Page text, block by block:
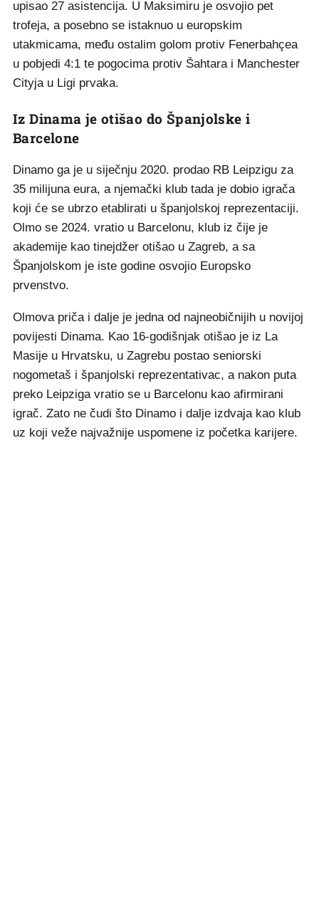
upisao 27 asistencija. U Maksimiru je osvojio pet
trofeja, a posebno se istaknuo u europskim
utakmicama, među ostalim golom protiv Fenerbahçea
u pobjedi 4:1 te pogocima protiv Šahtara i Manchester
Cityja u Ligi prvaka.
Iz Dinama je otišao do Španjolske i
Barcelone
Dinamo ga je u siječnju 2020. prodao RB Leipzigu za
35 milijuna eura, a njemački klub tada je dobio igrača
koji će se ubrzo etablirati u španjolskoj reprezentaciji.
Olmo se 2024. vratio u Barcelonu, klub iz čije je
akademije kao tinejdžer otišao u Zagreb, a sa
Španjolskom je iste godine osvojio Europsko
prvenstvo.
Olmova priča i dalje je jedna od najneobičnijih u novijoj
povijesti Dinama. Kao 16-godišnjak otišao je iz La
Masije u Hrvatsku, u Zagrebu postao seniorski
nogometaš i španjolski reprezentativac, a nakon puta
preko Leipziga vratio se u Barcelonu kao afirmirani
igrač. Zato ne čudi što Dinamo i dalje izdvaja kao klub
uz koji veže najvažnije uspomene iz početka karijere.